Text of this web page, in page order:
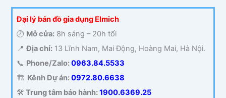
Đại lý bán đồ gia dụng Elmich
🕗 Mở cửa:8h sáng – 20h tối
📍Địa chỉ:13 Lĩnh Nam, Mai Động, Hoàng Mai, Hà Nội.
📞 Phone/Zalo:0963.84.5533
🏗️ Kênh Dự án:0972.80.6638
🛠️ Trung tâm bảo hành:1900.6369.25